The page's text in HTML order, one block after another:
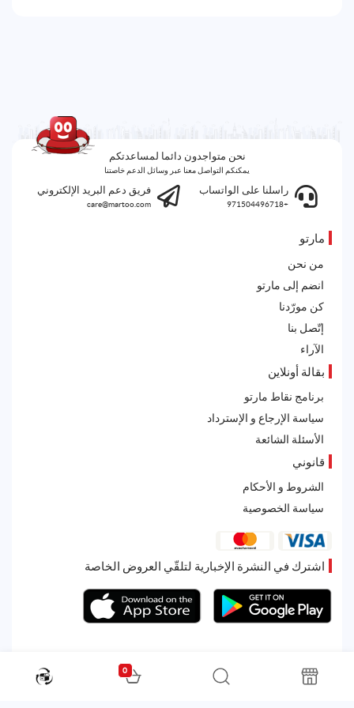
نحن متواجدون دائما لمساعدتكم
يمكنكم التواصل معنا عبر وسائل الدعم خاصتنا
راسلنا على الواتساب
+971504496718
فريق دعم البريد الإلكتروني
care@martoo.com
مارتو
من نحن
انضم إلى مارتو
كن مورّدنا
إتّصل بنا
الآراء
بقالة أونلاين
برنامج نقاط مارتو
سياسة الإرجاع و الإسترداد
الأسئلة الشائعة
قانوني
الشروط و الأحكام
سياسة الخصوصية
اشترك في النشرة الإخبارية لتلقّي العروض الخاصة
All rights reserved. Powered by Martoo © 2026
0